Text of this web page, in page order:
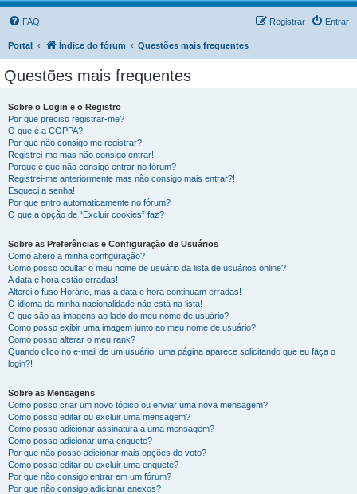
FAQ Entrar
Registrar
Portal Índice do fórum Questões mais frequentes
Questões mais frequentes
Sobre o Login e o Registro
Por que preciso registrar-me?
O que é a COPPA?
Por que não consigo me registrar?
Registrei-me mas não consigo entrar!
Porque é que não consigo entrar no fórum?
Registrei-me anteriormente mas não consigo mais entrar?!
Esqueci a senha!
Por que entro automaticamente no fórum?
O que a opção de “Excluir cookies” faz?
Sobre as Preferências e Configuração de Usuários
Como altero a minha configuração?
Como posso ocultar o meu nome de usuário da lista de usuários online?
A data e hora estão erradas!
Alterei o fuso Horário, mas a data e hora continuam erradas!
O idioma da minha nacionalidade não está na lista!
O que são as imagens ao lado do meu nome de usuário?
Como posso exibir uma imagem junto ao meu nome de usuário?
Como posso alterar o meu rank?
Quando clico no e-mail de um usuário, uma página aparece solicitando que eu faça o
login?!
Sobre as Mensagens
Como posso criar um novo tópico ou enviar uma nova mensagem?
Como posso editar ou excluir uma mensagem?
Como posso adicionar assinatura a uma mensagem?
Como posso adicionar uma enquete?
Por que não posso adicionar mais opções de voto?
Como posso editar ou excluir uma enquete?
Por que não consigo entrar em um fórum?
Por que não consigo adicionar anexos?